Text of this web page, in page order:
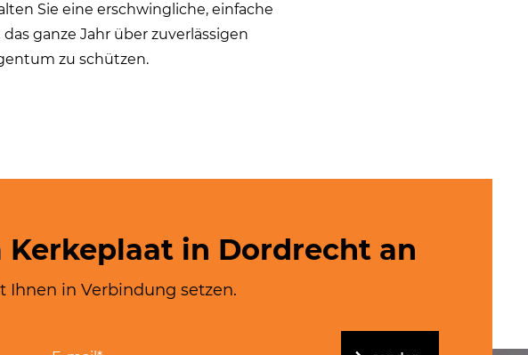
Sie eine erschwingliche, einfache
ganze Jahr über zuverlässigen
zu schützen.
in Dordrecht an
Ihnen in Verbindung setzen.